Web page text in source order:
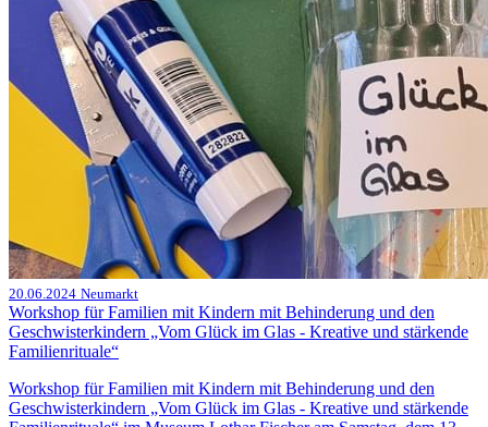
20.06.2024 Neumarkt
Workshop für Familien mit Kindern mit Behinderung und den
Geschwisterkindern „Vom Glück im Glas - Kreative und stärkende
Familienrituale“
Workshop für Familien mit Kindern mit Behinderung und den
Geschwisterkindern „Vom Glück im Glas - Kreative und stärkende